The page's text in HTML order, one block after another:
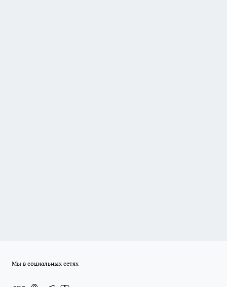
Мы в социальных сетях